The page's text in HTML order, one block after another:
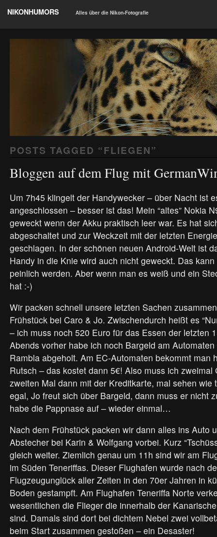
NIKONHUMORS Alles über die Nikon-Fotografie
POSTS TAGGED “FLIEGEN”
Bloggen auf dem Flug mit
Um 7h45 klingelt der Handywecker – über Nacht ist
angeschlossen – besser ist das! Mein “altes” Nokia
geweckt wenn der Akku praktisch leer war. Es hat
abgeschaltet und zur Weckzeit mit der letzten
geschlagen. In der schönen neuen Android-Welt ist
Handy in die Knie wird auch nicht geweckt. Das
peinlich werden. Aber wenn man es weiß und ein
hat :-)
Wir packen schnell unsere letzten Sachen
Frühstück bei Caro & Jo. Zwischendurch heißt es
– ich muss noch 520 Euro für das Essen der letzten
Abends vorher habe ich noch Bargeld am
Rambla abgeholt. Am EC-Automaten bekommt man
Rutsch – das kostet dann 5€! Also muss ich zweimal
zweiten Mal dann mit der Kreditkarte, mal sehen wie
egal, Jo freut sich über Bargeld, dann muss er nicht
habe die Pappnase auf – wieder einmal…
Nach dem Frühstück packen wir dann alles ins Auto
Abstecher bei Karin & Wolfgang vorbei. Kurz
gleich weiter. Ziemlich genau um 11h sind wir am
im Süden Teneriffas. Dieser Flughafen wurde nach
Flugzeugunglück aller Zeiten in den 70er Jahren in
Boden gestampft. Am Flughafen Teneriffa Norte
wesentlichen die Flieger die innerhalb der
sind. Damals sind dort bei dichtem Nebel zwei
beim Start zusammen gestoßen – ein Desaster!